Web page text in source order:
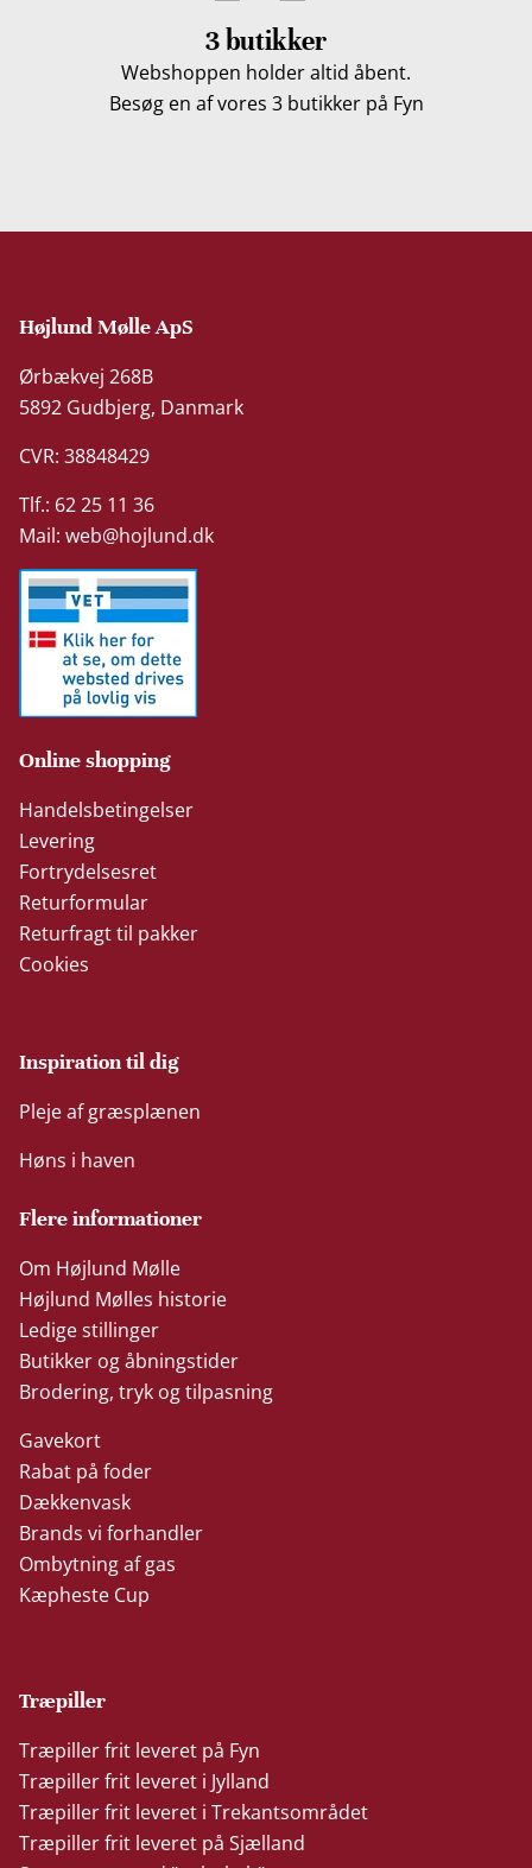
3 butikker
Webshoppen holder altid åbent.
Besøg en af vores 3 butikker på Fyn
Højlund Mølle ApS
Ørbækvej 268B
5892 Gudbjerg, Danmark
CVR: 38848429
Tlf.: 62 25 11 36
Mail:web@hojlund.dk
Online shopping
Handelsbetingelser
Levering
Fortrydelsesret
Returformular
Returfragt til pakker
Cookies
Inspiration til dig
Pleje af græsplænen
Høns i haven
Flere informationer
Om Højlund Mølle
Højlund Mølles historie
Ledige stillinger
Butikker og åbningstider
Brodering, tryk og tilpasning
Gavekort
Rabat på foder
Dækkenvask
Brands vi forhandler
Ombytning af gas
Kæpheste Cup
Træpiller
Træpiller frit leveret på Fyn
Træpiller frit leveret i Jylland
Træpiller frit leveret i Trekantsområdet
Træpiller frit leveret på Sjælland